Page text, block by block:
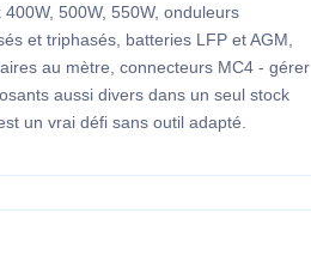
400W, 500W, 550W, onduleurs
et triphasés, batteries LFP et AGM,
au mètre, connecteurs MC4 - gérer
aussi divers dans un seul stock
un vrai défi sans outil adapté.